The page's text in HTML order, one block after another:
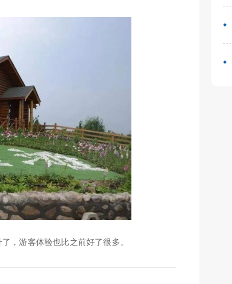
，游客体验也比之前好了很多。